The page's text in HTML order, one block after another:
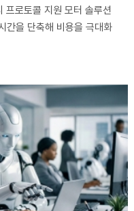
프로토콜 지원 모터 솔루션
간을 단축해 비용을 극대화